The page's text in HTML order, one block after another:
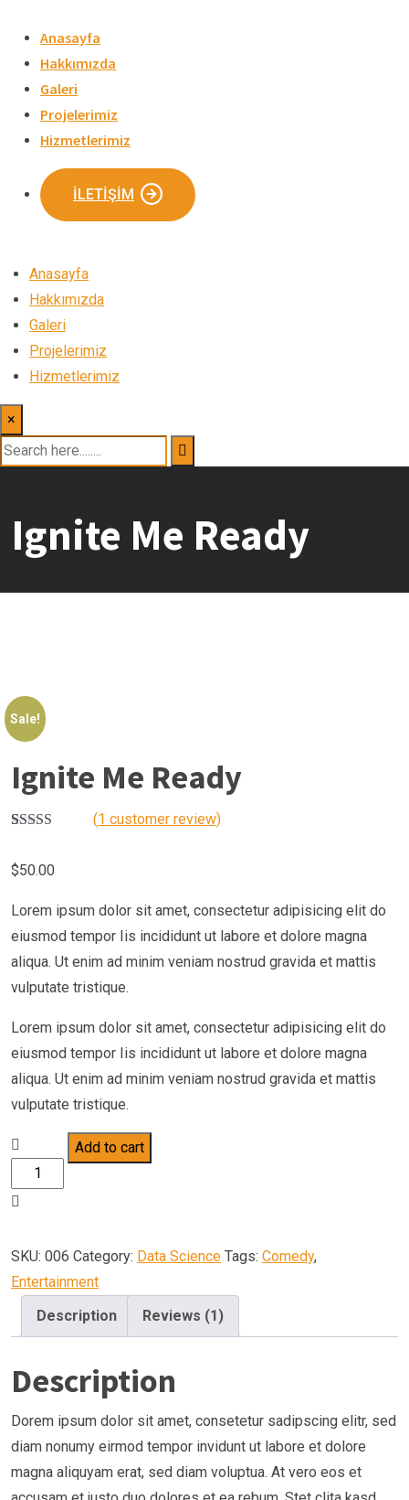
content
Anasayfa
Hakkımızda
Galeri
Projelerimiz
Hizmetlerimiz
İLETIŞIM
Anasayfa
Hakkımızda
Galeri
Projelerimiz
Hizmetlerimiz
×
Ignite Me Ready
Ignite Me Ready
based on
(1 customer review)
$50.00
Lorem ipsum dolor sit amet, consectetur adipisicing elit do
eiusmod tempor Iis incididunt ut labore et dolore magna
aliqua. Ut enim ad minim veniam nostrud gravida et mattis
vulputate tristique.
Lorem ipsum dolor sit amet, consectetur adipisicing elit do
eiusmod tempor Iis incididunt ut labore et dolore magna
aliqua. Ut enim ad minim veniam nostrud gravida et mattis
vulputate tristique.
Ignite
Me
quantity
Add to cart
SKU: 006 Category: Data Science Tags: Comedy,
Entertainment
Description
Reviews (1)
Description
Dorem ipsum dolor sit amet, consetetur sadipscing elitr, sed
diam nonumy eirmod tempor invidunt ut labore et dolore
magna aliquyam erat, sed diam voluptua. At vero eos et
Sale!